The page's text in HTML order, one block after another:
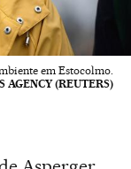
em Estocolmo.
AGENCY (REUTERS)